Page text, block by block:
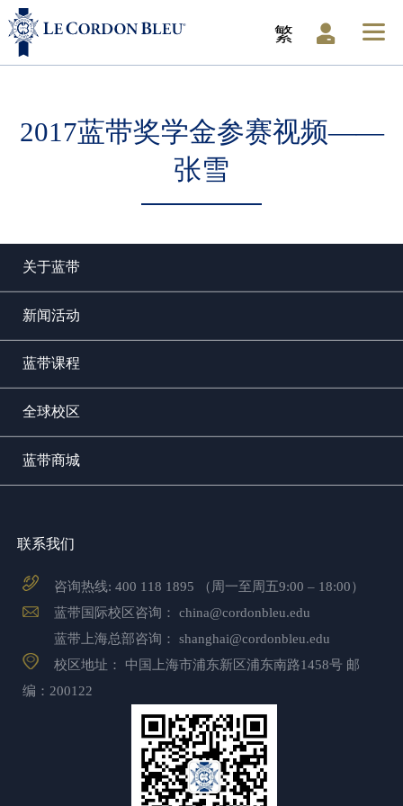
繁
2017蓝带奖学金参赛视频——
张雪
关于蓝带
新闻活动
蓝带课程
全球校区
蓝带商城
联系我们
咨询热线:400 118 1895 （周一至周五9:00 – 18:00）
蓝带国际校区咨询：china@cordonbleu.edu
蓝带上海总部咨询：shanghai@cordonbleu.edu
校区地址： 中国上海市浦东新区浦东南路1458号 邮
编：200122